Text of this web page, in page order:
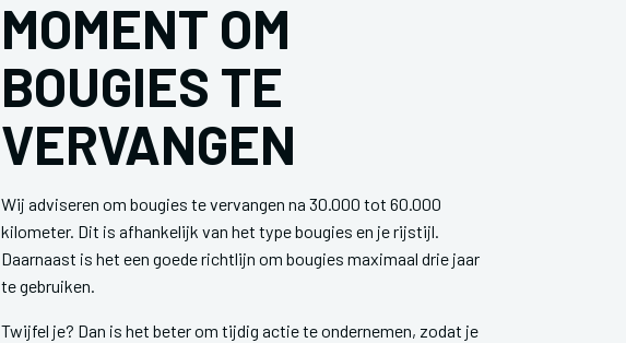
MOMENT OM
BOUGIES TE
VERVANGEN
Wij adviseren om bougies te vervangen na 30.000 tot 60.000
kilometer. Dit is afhankelijk van het type bougies en je rijstijl.
Daarnaast is het een goede richtlijn om bougies maximaal drie jaar
te gebruiken.
Twijfel je? Dan is het beter om tijdig actie te ondernemen, zodat je